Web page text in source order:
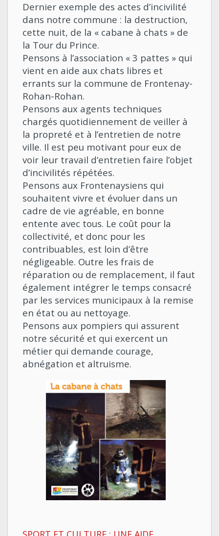
Dernier exemple des actes d’incivilité
dans notre commune : la destruction,
cette nuit, de la « cabane à chats » de
la Tour du Prince.
Pensons à l’association « 3 pattes » qui
vient en aide aux chats libres et
errants sur la commune de Frontenay-
Rohan-Rohan.
Pensons aux agents techniques
chargés quotidiennement de veiller à
la propreté et à l’entretien de notre
ville. Il est peu motivant pour eux de
voir leur travail d’entretien faire l’objet
d’incivilités répétées.
Pensons aux Frontenaysiens qui
souhaitent vivre et évoluer dans un
cadre de vie agréable, en bonne
entente avec tous. Le coût pour la
collectivité, et donc pour les
contribuables, est loin d’être
négligeable. Outre les frais de
réparation ou de remplacement, il faut
également intégrer le temps consacré
par les services municipaux à la remise
en état ou au nettoyage.
Pensons aux pompiers qui assurent
notre sécurité et qui exercent un
métier qui demande courage,
abnégation et altruisme.